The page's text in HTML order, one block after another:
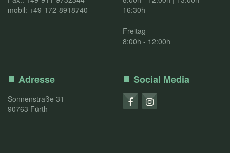
mobil: +49-172-8918740
16:30h
Freitag
8:00h - 12:00h
Adresse
Sonnenstraße 31
90763 Fürth
Social Media